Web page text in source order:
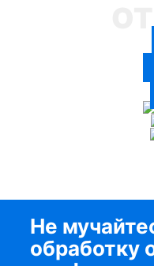
Не
обработку